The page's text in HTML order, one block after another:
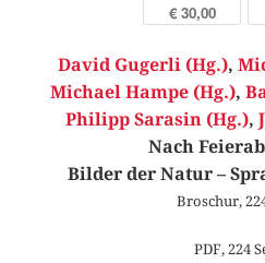
€ 30,00
David Gugerli (Hg.),
Michael Hampe (Hg.),
Philipp Sarasin (Hg.),
Nach
Bilder der Natur –
Broschur,
PDF, 224